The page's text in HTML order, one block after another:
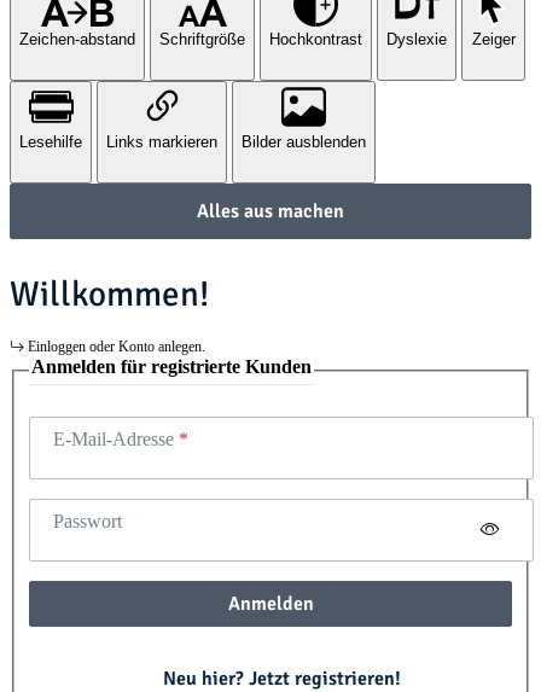
Zeichen-abstand Schriftgröße Hochkontrast Dyslexie Zeiger
Lesehilfe Links markieren Bilder ausblenden
Alles aus machen
Willkommen!
Einloggen oder Konto anlegen.
Anmelden für registrierte Kunden
E-Mail-Adresse
Passwort
Anmelden
Neu hier? Jetzt registrieren!